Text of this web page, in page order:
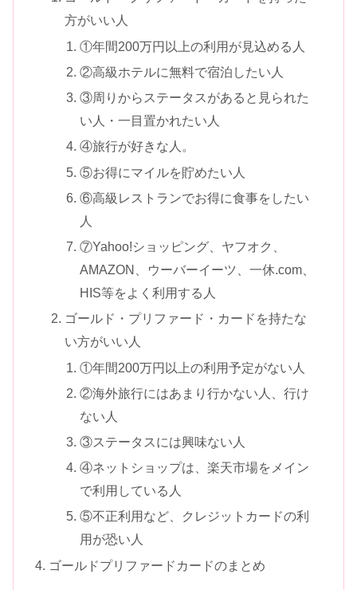
方がいい人
①年間200万円以上の利用が見込める人
②高級ホテルに無料で宿泊したい人
③周りからステータスがあると見られた
い人・一目置かれたい人
④旅行が好きな人。
⑤お得にマイルを貯めたい人
⑥高級レストランでお得に食事をしたい
人
⑦Yahoo!ショッピング、ヤフオク、
AMAZON、ウーバーイーツ、一休.com、
HIS等をよく利用する人
ゴールド・プリファード・カードを持たな
い方がいい人
①年間200万円以上の利用予定がない人
②海外旅行にはあまり行かない人、行け
ない人
③ステータスには興味ない人
④ネットショップは、楽天市場をメイン
で利用している人
⑤不正利用など、クレジットカードの利
用が恐い人
ゴールドプリファードカードのまとめ